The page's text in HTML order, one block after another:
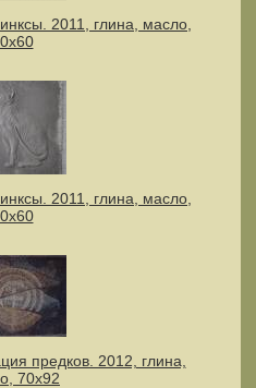
2011, глина, масло,
2011, глина, масло,
предков. 2012, глина,
70х92